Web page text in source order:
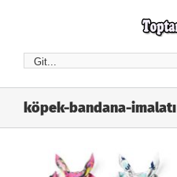
Git...
köpek-bandana-imalatı